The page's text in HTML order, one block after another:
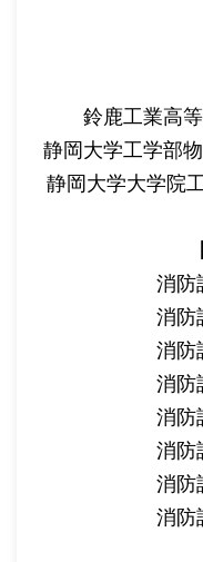
鈴鹿工業高
静岡大学工学部
静岡大学大学院
消防
消防
消防
消防
消防
消防
消防
消防